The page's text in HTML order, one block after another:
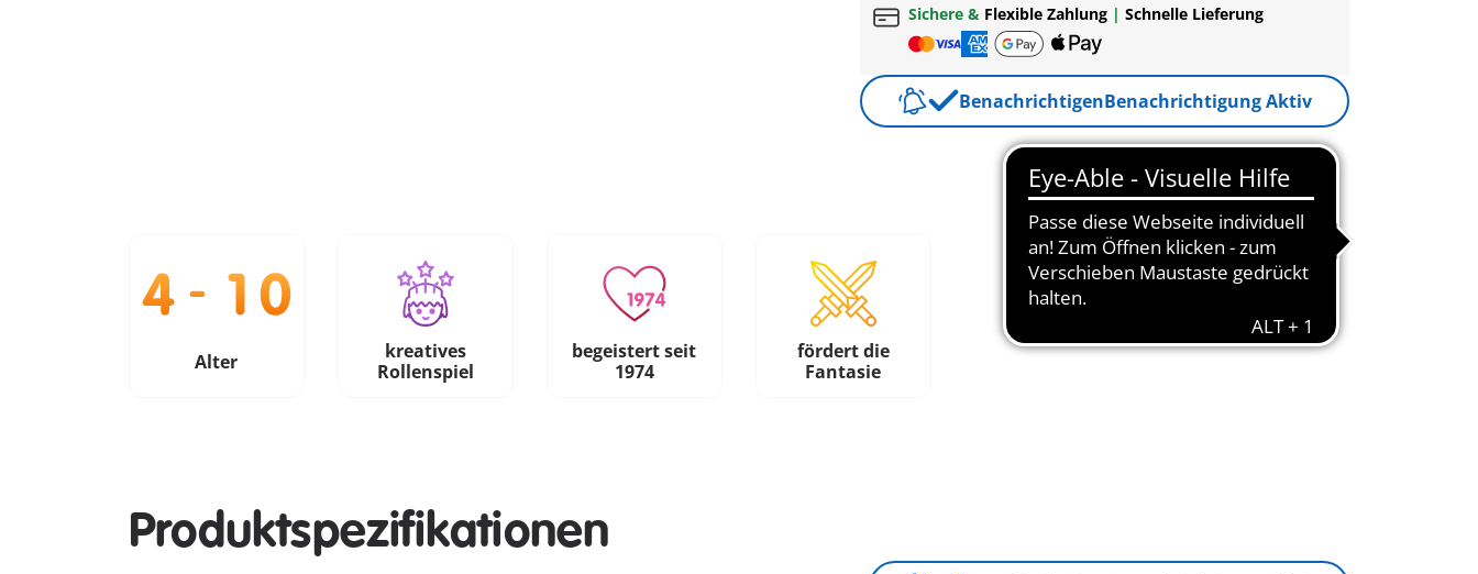
Sichere & Flexible Zahlung| Schnelle Lieferung
BenachrichtigenBenachrichtigung Aktiv
Alter
kreatives
Rollenspiel
begeistert seit
1974
fördert die
Fantasie
Produktspezifikationen